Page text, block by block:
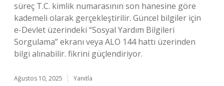
süreç T.C. kimlik numarasının son hanesine göre
kademeli olarak gerçekleştirilir. Güncel bilgiler için
e-Devlet üzerindeki “Sosyal Yardım Bilgileri
Sorgulama” ekranı veya ALO 144 hattı üzerinden
bilgi alınabilir. fikrini güçlendiriyor.
Ağustos 10, 2025 Yanıtla